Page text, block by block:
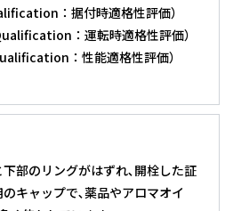
：据付時適格性評価）
：運転時適格性評価）
：性能適格性評価）
部のリングがはずれ､開栓した証
キャップで､薬品やアロマオイ